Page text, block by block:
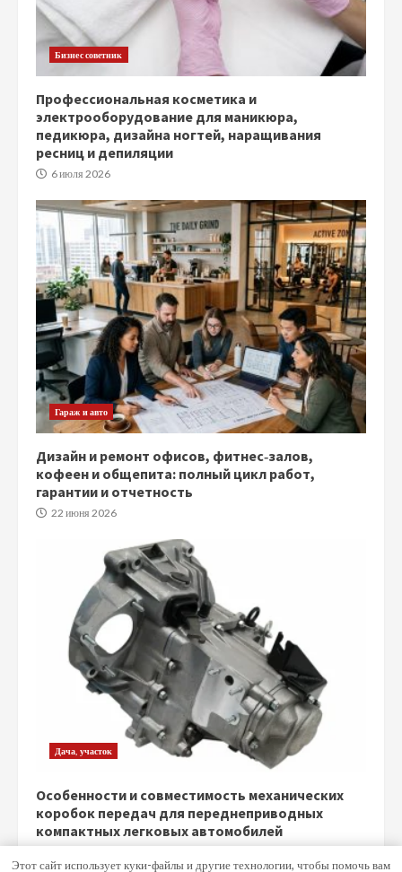
Бизнес советник
Профессиональная косметика и
электрооборудование для маникюра,
педикюра, дизайна ногтей, наращивания
ресниц и депиляции
6 июля 2026
Гараж и авто
Дизайн и ремонт офисов, фитнес‑залов,
кофеен и общепита: полный цикл работ,
гарантии и отчетность
22 июня 2026
Дача, участок
Особенности и совместимость механических
коробок передач для переднеприводных
компактных легковых автомобилей
Этот сайт использует куки-файлы и другие технологии, чтобы помочь вам